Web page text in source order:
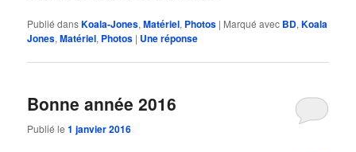
Publié dansKoala-Jones,Matériel, Photos | Marqué avec BD,Koala
Jones,Matériel, Photos | Uneréponse
Bonne année 2016
Publié le1 janvier 2016